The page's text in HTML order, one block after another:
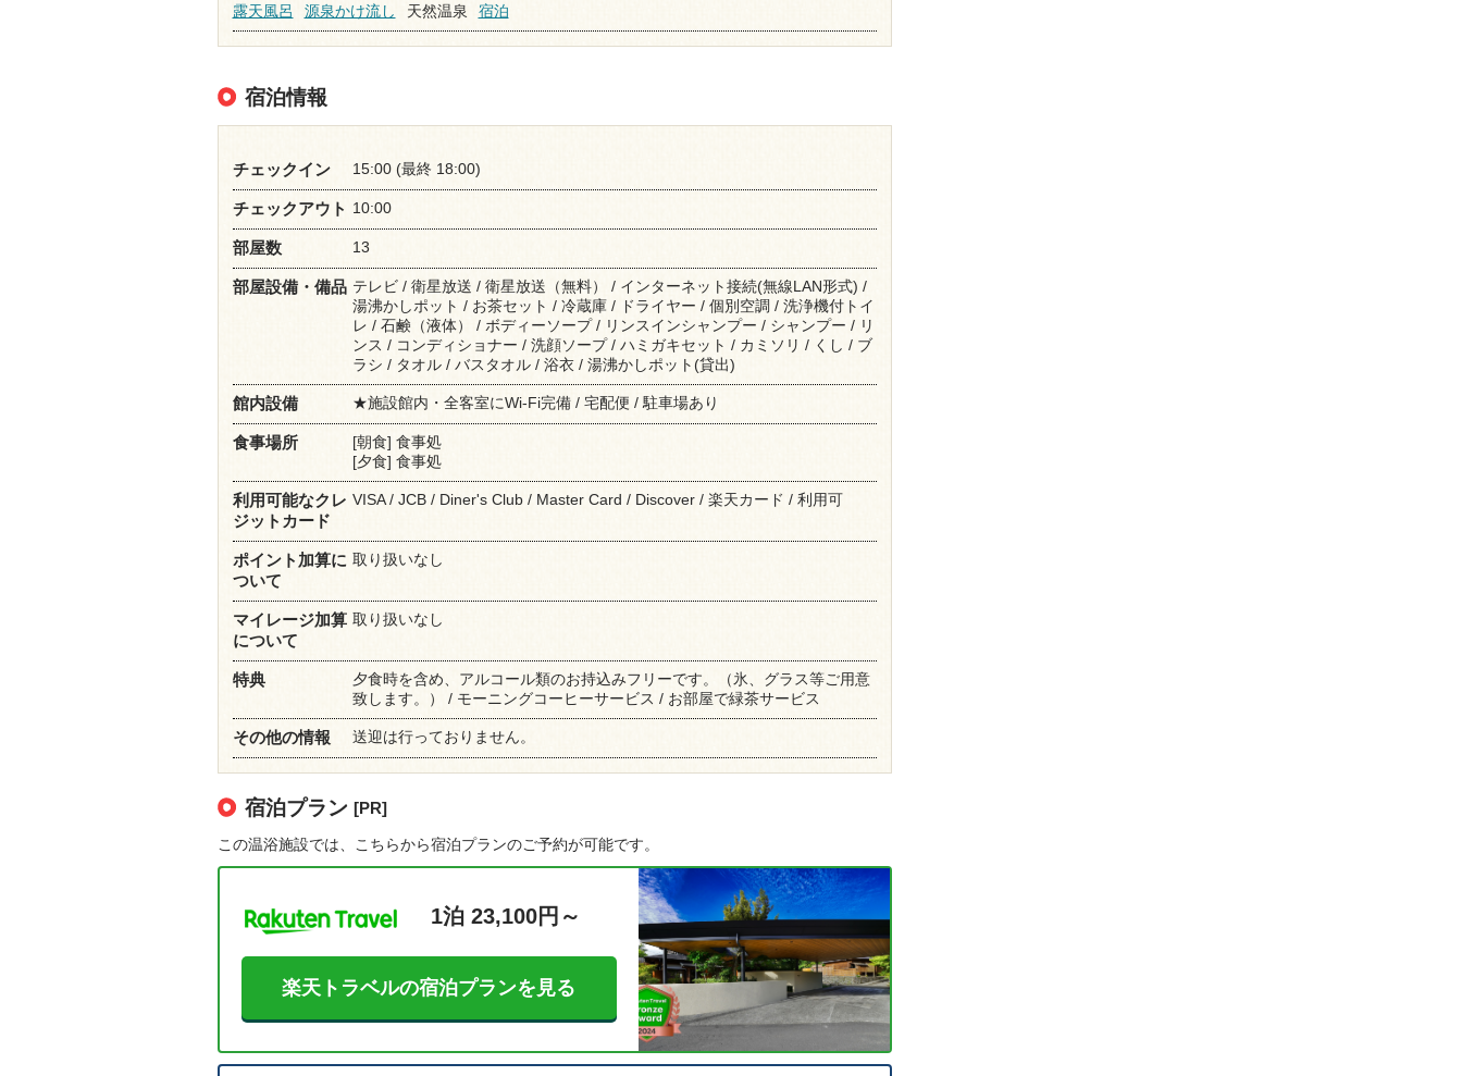
露天風呂
源泉かけ流し 天然温泉 宿泊
宿泊情報
チェックイン 15:00 (最終 18:00)
チェックアウト 10:00
部屋数 13
部屋設備・備品 テレビ / 衛星放送 / 衛星放送（無料） / インターネット接続(無線LAN形式) /
湯沸かしポット / お茶セット / 冷蔵庫 / ドライヤー / 個別空調 / 洗浄機付トイ
レ / 石鹸（液体） / ボディーソープ / リンスインシャンプー / シャンプー / リ
ンス / コンディショナー / 洗顔ソープ / ハミガキセット / カミソリ / くし / ブ
ラシ / タオル / バスタオル / 浴衣 / 湯沸かしポット(貸出)
館内設備 ★施設館内・全客室にWi-Fi完備 / 宅配便 / 駐車場あり
食事場所
[朝食] 食事処
[夕食] 食事処
利用可能なクレ
ジットカード
VISA / JCB / Diner's Club / Master Card / Discover / 楽天カード / 利用可
ポイント加算に
ついて
取り扱いなし
マイレージ加算
について
取り扱いなし
特典
夕食時を含め、アルコール類のお持込みフリーです。（氷、グラス等ご用意
致します。） / モーニングコーヒーサービス / お部屋で緑茶サービス
その他の情報 送迎は行っておりません。
宿泊プラン [PR]
この温浴施設では、こちらから宿泊プランのご予約が可能です。
1泊 23,100円～
楽天トラベルの宿泊プランを見る